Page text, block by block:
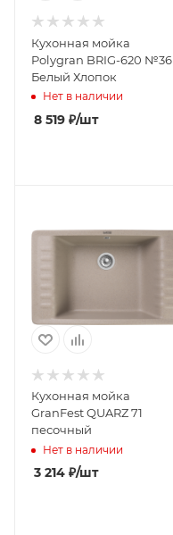
Кухонная мойка
Polygran BRIG-620 №36
Белый Хлопок
Нет в наличии
8 519 ₽/шт
Кухонная мойка
GranFest QUARZ 71
песочный
Нет в наличии
3 214 ₽/шт